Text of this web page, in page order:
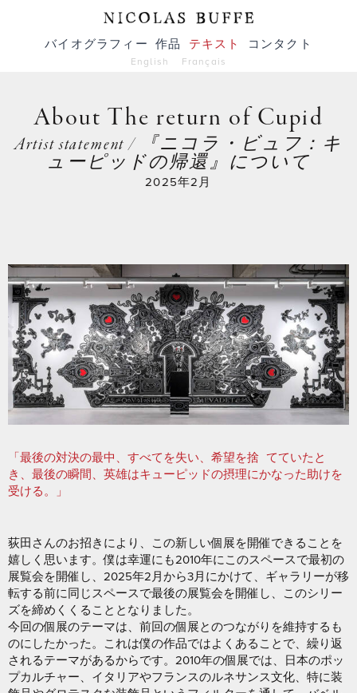
バイオグラフィー 作品 テキスト コンタクト
English Français
About The return of Cupid
Artist statement / 『ニコラ・ビュフ：キ
ューピッドの帰還』について
2025年2月
「最後の対決の最中、すべてを失い、希望を捨 てていたと
き、最後の瞬間、英雄はキューピッドの摂理にかなった助けを
受ける。」
荻田さんのお招きにより、この新しい個展を開催できることを
嬉しく思います。僕は幸運にも2010年にこのスペースで最初の
展覧会を開催し、2025年2月から3月にかけて、ギャラリーが移
転する前に同じスペースで最後の展覧会を開催し、このシリー
ズを締めくくることとなりました。
今回の個展のテーマは、前回の個展とのつながりを維持するも
のにしたかった。これは僕の作品ではよくあることで、繰り返
されるテーマがあるからです。2010年の個展では、日本のポッ
プカルチャー、イタリアやフランスのルネサンス文化、特に装